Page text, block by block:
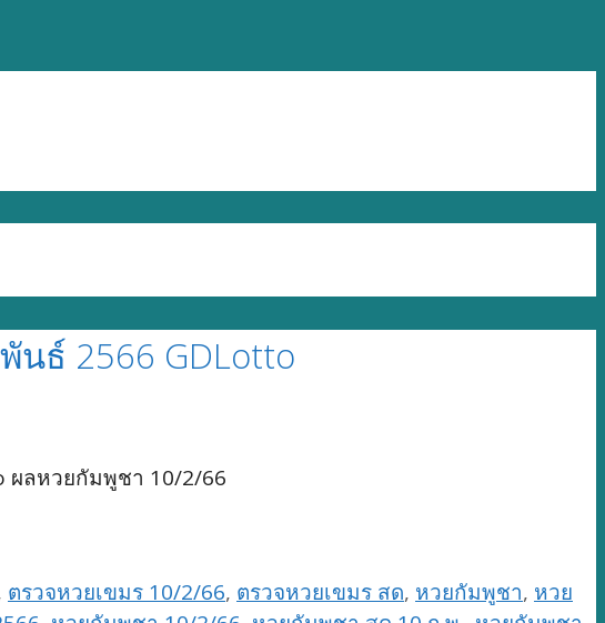
นธ์ 2566 GDLotto
ผลหวยกัมพูชา 10/2/66
ตรวจหวยเขมร 10/2/66, ตรวจหวยเขมร สด, หวยกัมพูชา, หวย